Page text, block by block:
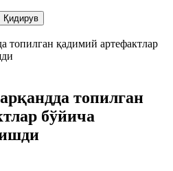
топилган
бўйича